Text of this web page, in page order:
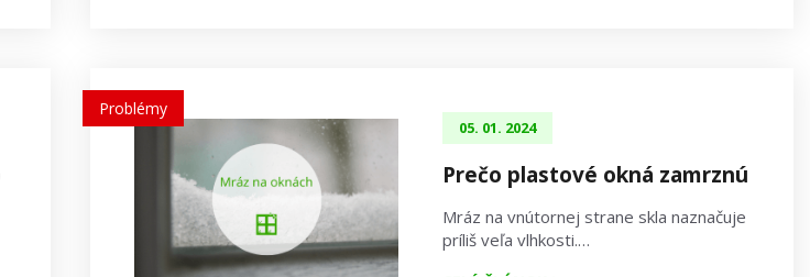
Problémy
05. 01. 2024
Prečo plastové okná zamrznú
Mráz na vnútornej strane skla naznačuje
príliš veľa vlhkosti.…